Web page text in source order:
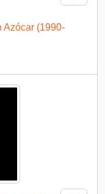
Azócar (1990-